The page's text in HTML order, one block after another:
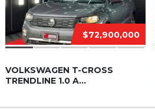
$72,900,000
VOLKSWAGEN T-CROSS
TRENDLINE 1.0 A...